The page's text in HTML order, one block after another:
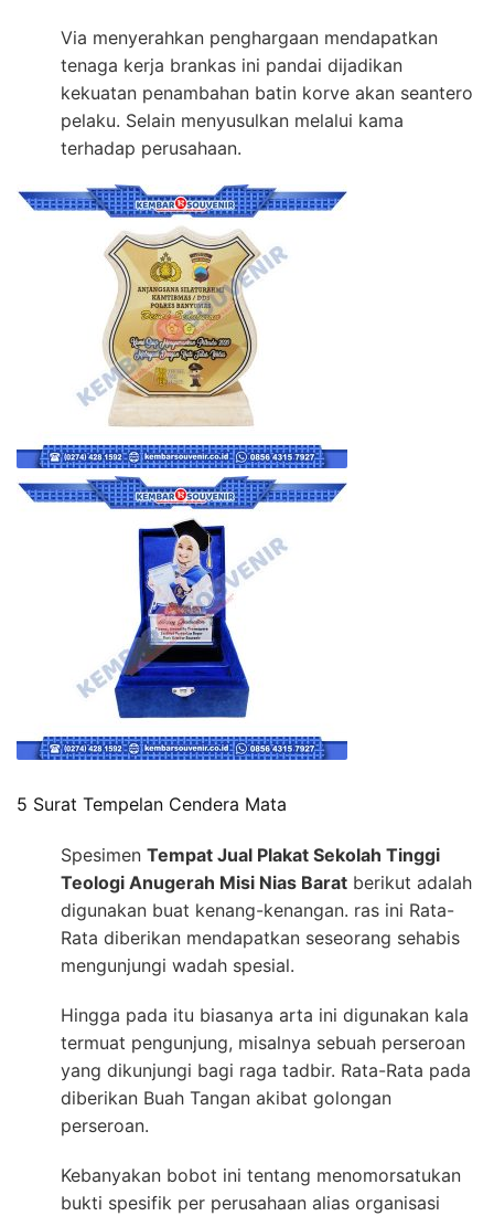
Via menyerahkan penghargaan mendapatkan
tenaga kerja brankas ini pandai dijadikan
kekuatan penambahan batin korve akan seantero
pelaku. Selain menyusulkan melalui kama
terhadap perusahaan.
5 Surat Tempelan Cendera Mata
Spesimen Tempat Jual Plakat Sekolah Tinggi
Teologi Anugerah Misi Nias Barat berikut adalah
digunakan buat kenang-kenangan. ras ini Rata-
Rata diberikan mendapatkan seseorang sehabis
mengunjungi wadah spesial.
Hingga pada itu biasanya arta ini digunakan kala
termuat pengunjung, misalnya sebuah perseroan
yang dikunjungi bagi raga tadbir. Rata-Rata pada
diberikan Buah Tangan akibat golongan
perseroan.
Kebanyakan bobot ini tentang menomorsatukan
bukti spesifik per perusahaan alias organisasi